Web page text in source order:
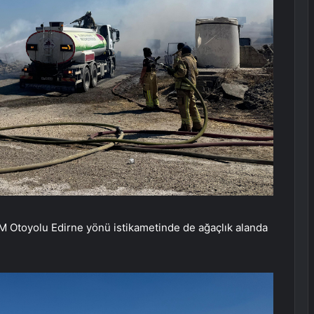
Otoyolu Edirne yönü istikametinde de ağaçlık alanda